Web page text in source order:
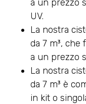
a un prezzo
UV.
La nostra
da 7 m³,
a un prezzo
La nostra
da 7 m³ è
in kit o